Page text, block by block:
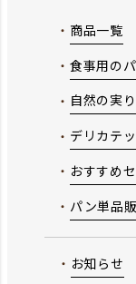
商品一覧
食事用の
自然の実
デリカテ
おすすめ
パン単品
お知らせ